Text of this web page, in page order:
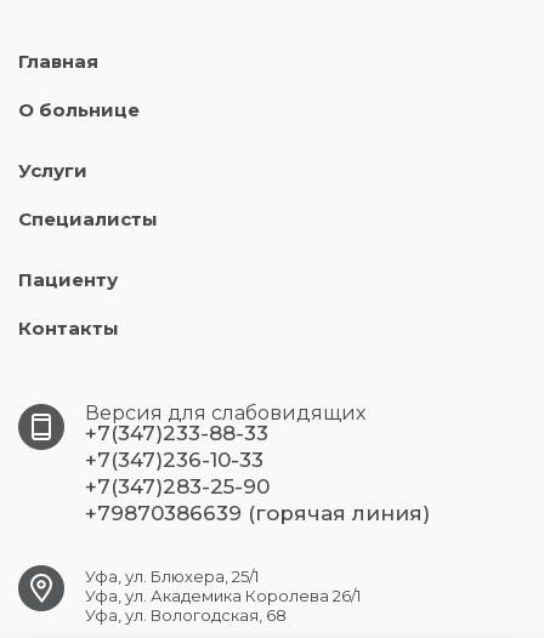
Главная
О больнице
Услуги
Специалисты
Пациенту
Контакты
Версия для слабовидящих
+7(347)233-88-33
+7(347)236-10-33
+7(347)283-25-90
+79870386639 (горячая линия)
Уфа, ул. Блюхера, 25/1
Уфа, ул. Академика Королева 26/1
Уфа, ул. Вологодская, 68